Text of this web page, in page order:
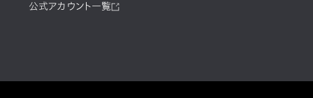
公式アカウント一覧